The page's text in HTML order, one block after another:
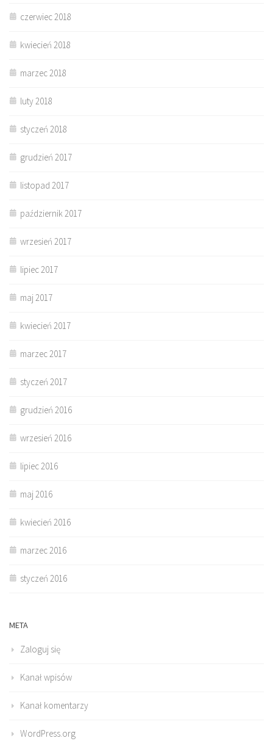
czerwiec 2018
kwiecień 2018
marzec 2018
luty 2018
styczeń 2018
grudzień 2017
listopad 2017
październik 2017
wrzesień 2017
lipiec 2017
maj 2017
kwiecień 2017
marzec 2017
styczeń 2017
grudzień 2016
wrzesień 2016
lipiec 2016
maj 2016
kwiecień 2016
marzec 2016
styczeń 2016
META
Zaloguj się
Kanał wpisów
Kanał komentarzy
WordPress.org